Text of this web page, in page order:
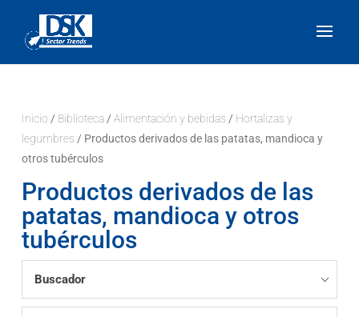
Inicio / Biblioteca/ Alimentación y bebidas / Hortalizas y
legumbres / Productos derivados de las patatas, mandioca y
otros tubérculos
Productos derivados de las
patatas, mandioca y otros
tubérculos
Buscador